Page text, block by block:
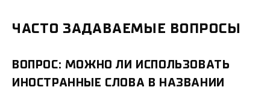
ЧАСТО ЗАДАВАЕМЫЕ ВОПРОСЫ
ВОПРОС: МОЖНО ЛИ ИСПОЛЬЗОВАТЬ
ИНОСТРАННЫЕ СЛОВА В НАЗВАНИИ